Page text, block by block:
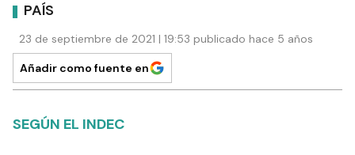
PAÍS
23 de septiembre de 2021 | 19:53 publicado hace 5 años
Añadir como fuente en
SEGÚN EL INDEC